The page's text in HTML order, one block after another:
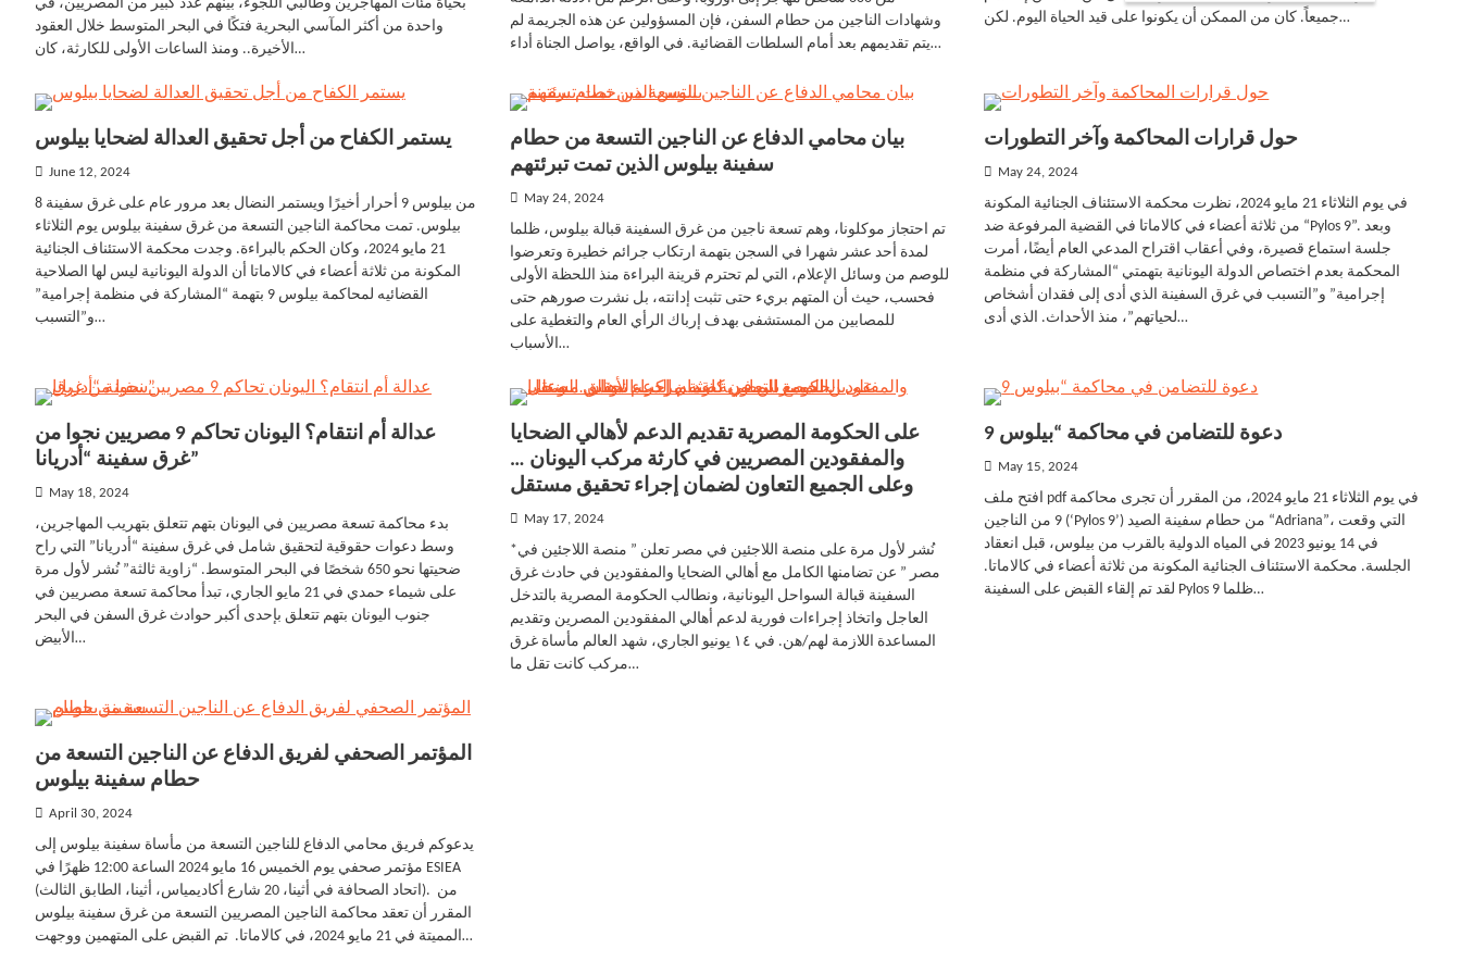
بحياة مئات المهاجرين وطالبي اللجوء، بينهم عدد كبير من المصريين، في
واحدة من أكثر المآسي البحرية فتكًا في البحر المتوسط خلال العقود
الأخيرة.. ومنذ الساعات الأولى للكارثة، كان…
وشهادات الناجين من حطام السفن، فإن المسؤولين عن هذه الجريمة لم
يتم تقديمهم بعد أمام السلطات القضائية. في الواقع، يواصل الجناة أداء…
جميعاً. كان من الممكن أن يكونوا على قيد الحياة اليوم. لكن…
يستمر الكفاح من أجل تحقيق العدالة لضحايا بيلوس
June 12, 2024
8 من بيلوس 9 أحرار أخيرًا ويستمر النضال بعد مرور عام على غرق سفينة
بيلوس. تمت محاكمة الناجين التسعة من غرق سفينة بيلوس يوم الثلاثاء
21 مايو 2024، وكان الحكم بالبراءة. وجدت محكمة الاستئناف الجنائية
المكونة من ثلاثة أعضاء في كالاماتا أن الدولة اليونانية ليس لها الصلاحية
القضائيه لمحاكمة بيلوس 9 بتهمة “المشاركة في منظمة إجرامية”
و”التسبب…
بيان محامي الدفاع عن الناجين التسعة من حطام
سفينة بيلوس الذين تمت تبرئتهم
May 24, 2024
تم احتجاز موكلونا، وهم تسعة ناجين من غرق السفينة قبالة بيلوس، ظلما
لمدة أحد عشر شهرا في السجن بتهمة ارتكاب جرائم خطيرة وتعرضوا
للوصم من وسائل الإعلام، التي لم تحترم قرينة البراءة منذ اللحظة الأولى
فحسب، حيث أن المتهم بريء حتى تثبت إدانته، بل نشرت صورهم حتى
للمصابين من المستشفى بهدف إرباك الرأي العام والتغطية على
الأسباب…
حول قرارات المحاكمة وآخر التطورات
May 24, 2024
في يوم الثلاثاء 21 مايو 2024، نظرت محكمة الاستئناف الجنائية المكونة
من ثلاثة أعضاء في كالاماتا في القضية المرفوعة ضد “Pylos 9”. وبعد
جلسة استماع قصيرة، وفي أعقاب اقتراح المدعي العام أيضًا، أمرت
المحكمة بعدم اختصاص الدولة اليونانية بتهمتي “المشاركة في منظمة
إجرامية” و”التسبب في غرق السفينة الذي أدى إلى فقدان أشخاص
لحياتهم”، منذ الأحداث. الذي أدى…
عدالة أم انتقام؟ اليونان تحاكم 9 مصريين نجوا من
غرق سفينة “أدريانا”
May 18, 2024
بدء محاكمة تسعة مصريين في اليونان بتهم تتعلق بتهريب المهاجرين،
وسط دعوات حقوقية لتحقيق شامل في غرق سفينة “أدريانا” التي راح
ضحيتها نحو 650 شخصًا في البحر المتوسط. “زاوية ثالثة” نُشر لأول مرة
على شيماء حمدي في 21 مايو الجاري، تبدأ محاكمة تسعة مصريين في
جنوب اليونان بتهم تتعلق بإحدى أكبر حوادث غرق السفن في البحر
الأبيض…
على الحكومة المصرية تقديم الدعم لأهالي الضحايا
والمفقودين المصريين في كارثة مركب اليونان …
وعلى الجميع التعاون لضمان إجراء تحقيق مستقل
May 17, 2024
*نُشر لأول مرة على منصة اللاجئين في مصر تعلن ” منصة اللاجئين في
مصر ” عن تضامنها الكامل مع أهالي الضحايا والمفقودين في حادث غرق
السفينة قبالة السواحل اليونانية، ونطالب الحكومة المصرية بالتدخل
العاجل واتخاذ إجراءات فورية لدعم أهالي المفقودين المصرين وتقديم
المساعدة اللازمة لهم/هن. في ١٤ يونيو الجاري، شهد العالم مأساة غرق
مركب كانت تقل ما…
دعوة للتضامن في محاكمة “بيلوس 9
May 15, 2024
افتح ملف pdf في يوم الثلاثاء 21 مايو 2024، من المقرر أن تجرى محاكمة
9 من الناجين (‘Pylos 9’) من حطام سفينة الصيد “Adriana”، التي وقعت
في 14 يونيو 2023 في المياه الدولية بالقرب من بيلوس، قبل انعقاد
الجلسة. محكمة الاستئناف الجنائية المكونة من ثلاثة أعضاء في كالاماتا.
لقد تم إلقاء القبض على السفينة Pylos 9 ظلما…
المؤتمر الصحفي لفريق الدفاع عن الناجين التسعة من
حطام سفينة بيلوس
April 30, 2024
يدعوكم فريق محامي الدفاع للناجين التسعة من مأساة سفينة بيلوس إلى
مؤتمر صحفي يوم الخميس 16 مايو 2024 الساعة 12:00 ظهرًا في ESIEA
(اتحاد الصحافة في أثينا، 20 شارع أكاديمياس، أثينا، الطابق الثالث). من
المقرر أن تعقد محاكمة الناجين المصريين التسعة من غرق سفينة بيلوس
المميتة في 21 مايو 2024، في كالاماتا. تم القبض على المتهمين ووجهت…